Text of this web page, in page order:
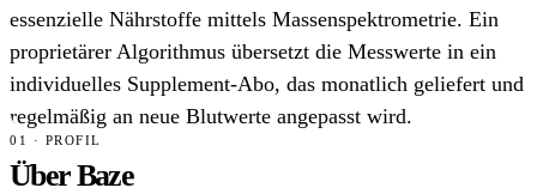
essenzielle Nährstoffe mittels Massenspektrometrie. Ein
proprietärer Algorithmus übersetzt die Messwerte in ein
individuelles Supplement-Abo, das monatlich geliefert und
regelmäßig an neue Blutwerte angepasst wird.
01 · PROFIL
Über Baze